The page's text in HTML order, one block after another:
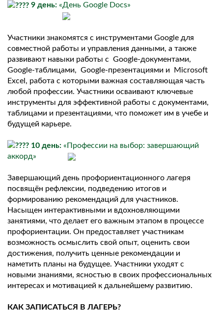
9 день: «День Google Docs»
Участники знакомятся с инструментами Google для
совместной работы и управления данными, а также
развивают навыки работы с Google-документами,
Google-таблицами, Google-презентациями и Microsoft
Excel, работа с которыми важная составляющая часть
любой профессии. Участники осваивают ключевые
инструменты для эффективной работы с документами,
таблицами и презентациями, что поможет им в учебе и
будущей карьере.
10 день: «Профессии на выбор: завершающий
аккорд»
Завершающий день профориентационного лагеря
посвящён рефлексии, подведению итогов и
формированию рекомендаций для участников.
Насыщен интерактивными и вдохновляющими
занятиями, что делает его важным этапом в процессе
профориентации. Он предоставляет участникам
возможность осмыслить свой опыт, оценить свои
достижения, получить ценные рекомендации и
наметить планы на будущее. Участники уходят с
новыми знаниями, ясностью в своих профессиональных
интересах и мотивацией к дальнейшему развитию.
КАК ЗАПИСАТЬСЯ В ЛАГЕРЬ?